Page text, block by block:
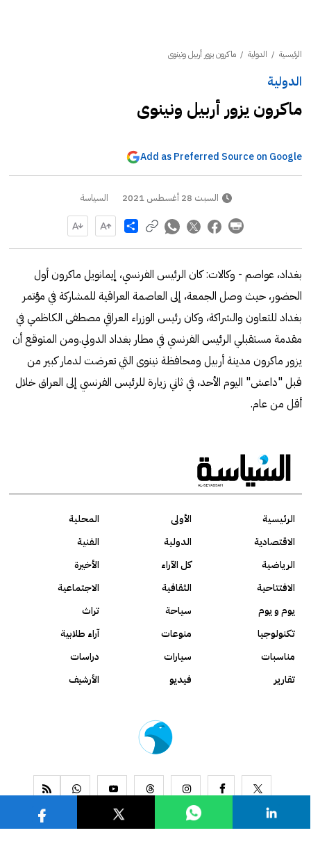
الرئيسية / الدولية / ماكرون يزور أربيل ونينوى
الدولية
ماكرون يزور أربيل ونينوى
Add as Preferred Source on Google
السبت 28 أغسطس 2021 السياسة
Share
بغداد، عواصم - وكالات: كان الرئيس الفرنسي، إيمانويل ماكرون أول
الحضور، حيث وصل الجمعة، إلى العاصمة العراقية للمشاركة في مؤتمر
بغداد للتعاون والشراكة، وكان رئيس الوزراء العراقي مصطفى الكاظمي في
مقدمة مستقبلي الرئيس الفرنسي في مطار بغداد الدولي.ومن المتوقع أن
يزور ماكرون مدينة أربيل ومحافظة نينوى التي تعرضت لدمار كبير من
قبل "داعش" اليوم الأحد، في ثاني زيارة للرئيس الفرنسي إلى العراق خلال
أقل من عام.
الرئيسية الأولى
المحلية
الاقتصادية
الدولية
الفنية
الرياضية
كل الآراء
الأخيرة
الافتتاحية
الثقافية
الاجتماعية
يوم و يوم
سياحة
تراث
تكنولوجيا
منوعات
آراء طلابية
مناسبات
سيارات
دراسات
تقارير
فيديو الأرشيف